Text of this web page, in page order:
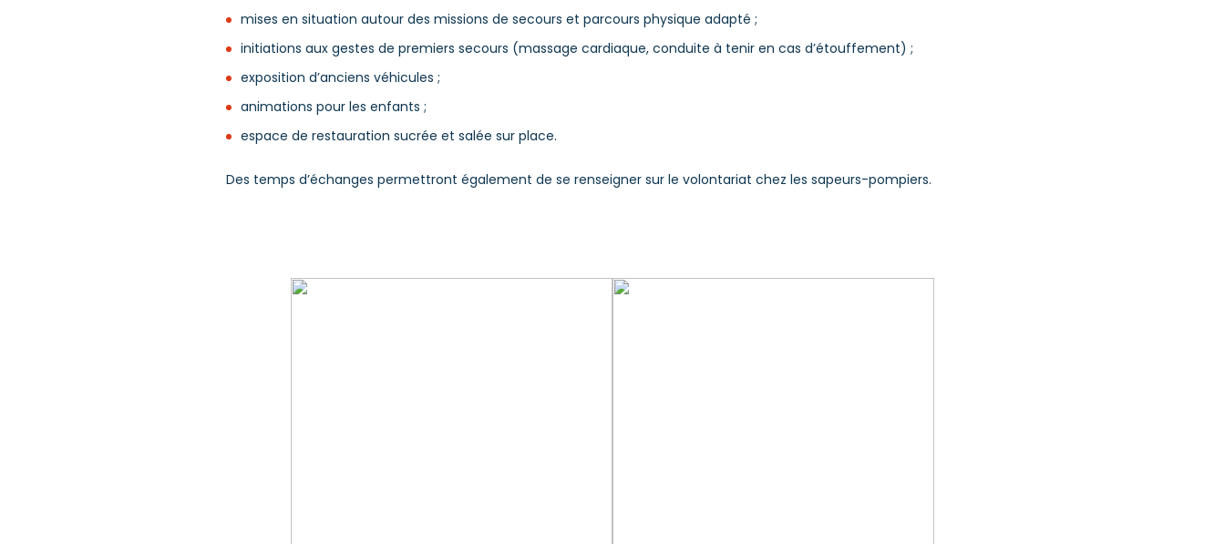
mises en situation autour des missions de secours et parcours physique adapté ;
initiations aux gestes de premiers secours (massage cardiaque, conduite à tenir en cas d’étouffement) ;
exposition d’anciens véhicules ;
animations pour les enfants ;
espace de restauration sucrée et salée sur place.
Des temps d’échanges permettront également de se renseigner sur le volontariat chez les sapeurs-pompiers.